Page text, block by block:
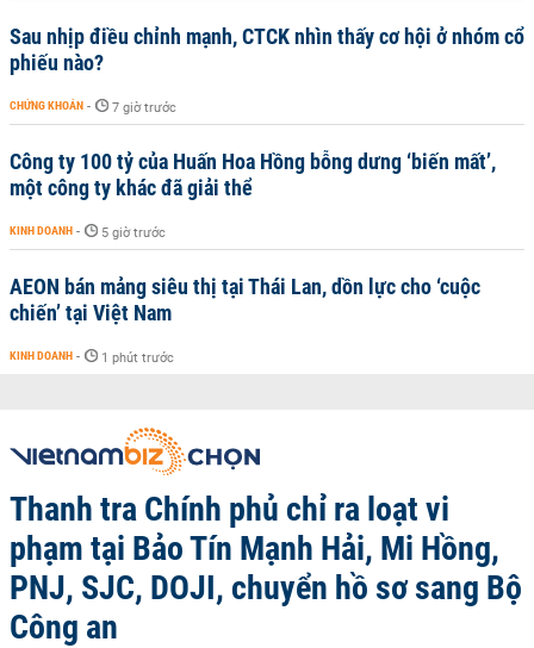
Sau nhịp điều chỉnh mạnh, CTCK nhìn thấy cơ hội ở nhóm cổ
phiếu nào?
CHỨNG KHOÁN - 7 giờ trước
Công ty 100 tỷ của Huấn Hoa Hồng bỗng dưng ‘biến mất’,
một công ty khác đã giải thể
KINH DOANH - 5 giờ trước
AEON bán mảng siêu thị tại Thái Lan, dồn lực cho ‘cuộc
chiến’ tại Việt Nam
KINH DOANH - 1 phút trước
Thanh tra Chính phủ chỉ ra loạt vi
phạm tại Bảo Tín Mạnh Hải, Mi Hồng,
PNJ, SJC, DOJI, chuyển hồ sơ sang Bộ
Công an